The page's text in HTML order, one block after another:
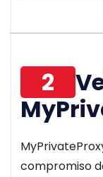
2
compromiso